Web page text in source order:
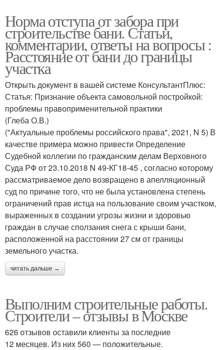
Норма отступа от забора при
строительстве бани. Статьи,
комментарии, ответы на вопросы :
Расстояние от бани до границы
участка
Открыть документ в вашей системе КонсультантПлюс:
Статья: Признание объекта самовольной постройкой:
проблемы правоприменительной практики
(Глеба О.В.)
("Актуальные проблемы российского права", 2021, N 5) В
качестве примера можно привести Определение
Судебной коллегии по гражданским делам Верховного
Суда РФ от 23.10.2018 N 49-КГ18-45 , согласно которому
рассматриваемое дело возвращено в апелляционный
суд по причине того, что не была установлена степень
ограничений прав истца на пользование своим участком,
выраженных в создании угрозы жизни и здоровью
граждан в случае сползания снега с крыши бани,
расположенной на расстоянии 27 см от границы
земельного участка.
читать дальше →
Выполним строительные работы.
Строители – отзывы в Москве
626 отзывов оставили клиенты за последние
12 месяцев. Из них 560 — положительные.